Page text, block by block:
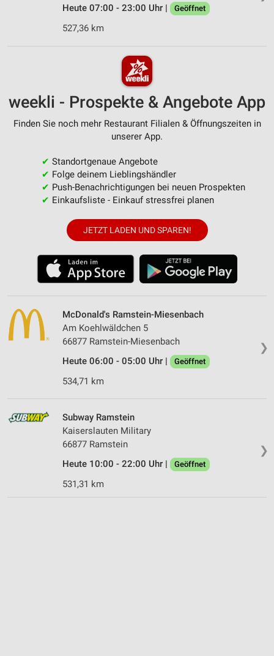
Heute 07:00 - 23:00 Uhr |
Geöffnet
527,36 km
weekli - Prospekte & Angebote App
Finden Sie noch mehr Restaurant Filialen & Öffnungszeiten in
unserer App.
✔ Standortgenaue Angebote
✔ Folge deinem Lieblingshändler
✔ Push-Benachrichtigungen bei neuen Prospekten
✔ Einkaufsliste - Einkauf stressfrei planen
JETZT LADEN UND SPAREN!
❯
McDonald's Ramstein-Miesenbach
Am Koehlwäldchen 5
66877 Ramstein-Miesenbach
Heute 06:00 - 05:00 Uhr |
Geöffnet
534,71 km
❯
Subway Ramstein
Kaiserslauten Military
66877 Ramstein
Heute 10:00 - 22:00 Uhr |
Geöffnet
531,31 km